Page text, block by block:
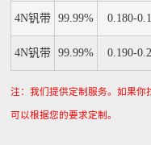
4N钒带 99.99% 0.180-
4N钒带 99.99% 0.190-
注：我们提供定制服务。如果你
可以根据您的要求定制。